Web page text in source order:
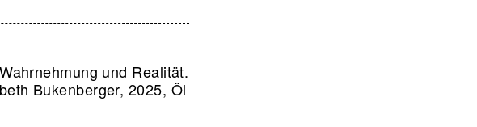
und Realität.
Bukenberger, 2025, Öl